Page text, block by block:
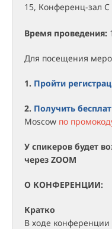
15, Конференц-зал C
Время проведения:
Для посещения
1. Пройти
2. Получить
Moscow по
У спикеров будет
через ZOOM
О КОНФЕРЕНЦИИ:
Кратко
В ходе